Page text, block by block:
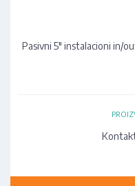
Pasivni 5" instalacioni in/